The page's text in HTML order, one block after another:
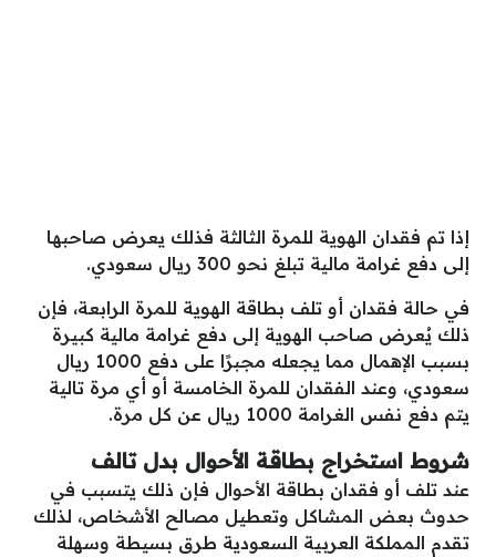
إذا تم فقدان الهوية للمرة الثالثة فذلك يعرض صاحبها
إلى دفع غرامة مالية تبلغ نحو 300 ريال سعودي.
في حالة فقدان أو تلف بطاقة الهوية للمرة الرابعة، فإن
ذلك يُعرض صاحب الهوية إلى دفع غرامة مالية كبيرة
بسبب الإهمال مما يجعله مجبرًا على دفع 1000 ريال
سعودي، وعند الفقدان للمرة الخامسة أو أي مرة تالية
يتم دفع نفس الغرامة 1000 ريال عن كل مرة.
شروط استخراج بطاقة الأحوال بدل تالف
عند تلف أو فقدان بطاقة الأحوال فإن ذلك يتسبب في
حدوث بعض المشاكل وتعطيل مصالح الأشخاص، لذلك
تقدم المملكة العربية السعودية طرق بسيطة وسهلة